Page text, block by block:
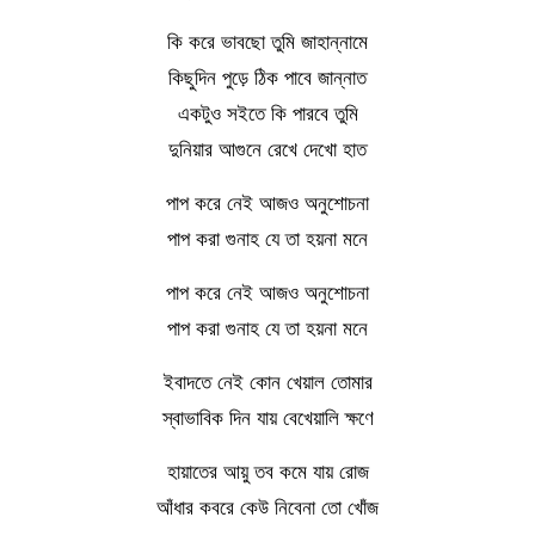
কি করে ভাবছো তুমি জাহান্নামে
কিছুদিন পুড়ে ঠিক পাবে জান্নাত
একটুও সইতে কি পারবে তুমি
দুনিয়ার আগুনে রেখে দেখো হাত
পাপ করে নেই আজও অনুশোচনা
পাপ করা গুনাহ যে তা হয়না মনে
পাপ করে নেই আজও অনুশোচনা
পাপ করা গুনাহ যে তা হয়না মনে
ইবাদতে নেই কোন খেয়াল তোমার
স্বাভাবিক দিন যায় বেখেয়ালি ক্ষণে
হায়াতের আয়ু তব কমে যায় রোজ
আঁধার কবরে কেউ নিবেনা তো খোঁজ